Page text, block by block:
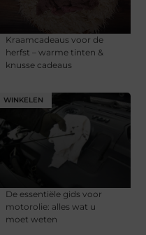
Kraamcadeaus voor de
herfst – warme tinten &
knusse cadeaus
WINKELEN
De essentiële gids voor
motorolie: alles wat u
moet weten